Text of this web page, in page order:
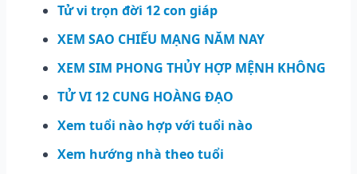
Tử vi trọn đời 12 con giáp
XEM SAO CHIẾU MẠNG NĂM NAY
XEM SIM PHONG THỦY HỢP MỆNH KHÔNG
TỬ VI 12 CUNG HOÀNG ĐẠO
Xem tuổi nào hợp với tuổi nào
Xem hướng nhà theo tuổi